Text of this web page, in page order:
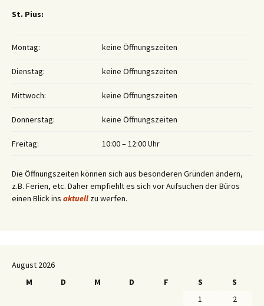
St. Pius:
Montag: keine Öffnungszeiten
Dienstag: keine Öffnungszeiten
Mittwoch: keine Öffnungszeiten
Donnerstag: keine Öffnungszeiten
Freitag: 10:00 – 12:00 Uhr
Die Öffnungszeiten können sich aus besonderen Gründen ändern,
z.B. Ferien, etc. Daher empfiehlt es sich vor Aufsuchen der Büros
einen Blick ins aktuell zu werfen.
August 2026
M
D M D F S
S
1
2